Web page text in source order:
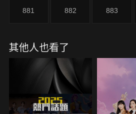
881 882 883
其他人也看了